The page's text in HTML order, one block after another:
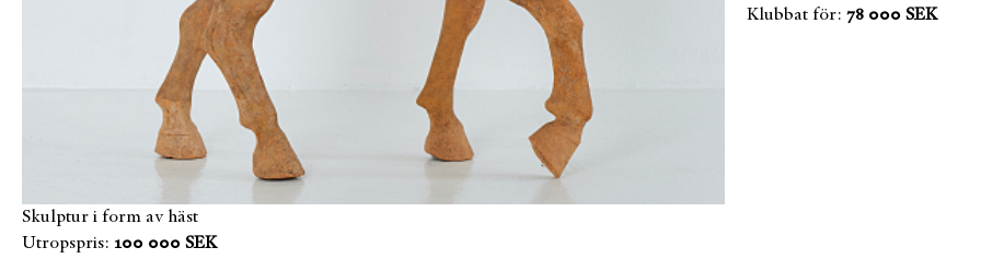
Skulptur i form av häst
Utropspris: 100 000 SEK
Klubbat för: 78 000 SEK